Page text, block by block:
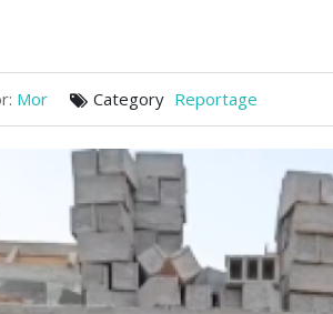
Mor Category Reportage